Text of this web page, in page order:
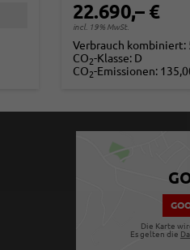
22.690,– €
incl. 19% MwSt.
Verbrauch kombiniert:
CO2-Klasse: D
CO2-Emissionen:
Die Karte
Es gelten die